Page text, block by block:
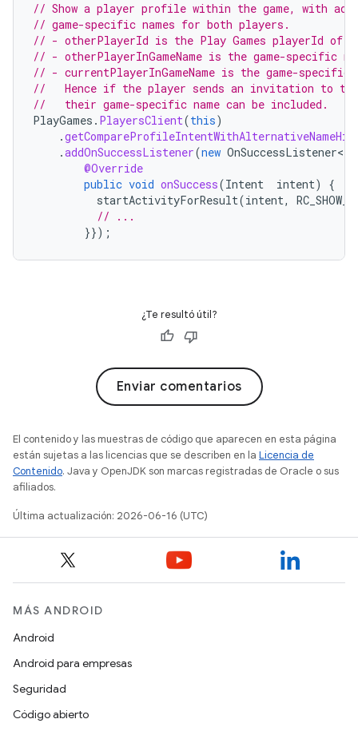
// Show a player profile within the game, with
// game-specific names for both players.
// - otherPlayerId is the Play Games playerId of
// - otherPlayerInGameName is the game-specific
// - currentPlayerInGameName is the game-
//   Hence if the player sends an invitation to
//   their game-specific name can be included.
PlayGames . PlayersClient(this)
.
.addOnSuccessListener(new
@Override
public void onSuccess(Intent intent)
{
startActivityForResult(intent,
// ...
}});
¿Te resultó útil?
Enviar comentarios
El contenido y las muestras de código que aparecen en esta página
están sujetas a las licencias que se describen en la Licencia de
Contenido. Java y OpenJDK son marcas registradas de Oracle o sus
afiliados.
Última actualización: 2026-06-16 (UTC)
MÁS ANDROID
Android
Android para empresas
Seguridad
Código abierto